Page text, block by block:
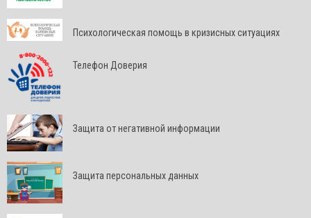
Психологическая помощь в кризисных ситуациях
Телефон Доверия
Защита от негативной информации
Защита персональных данных